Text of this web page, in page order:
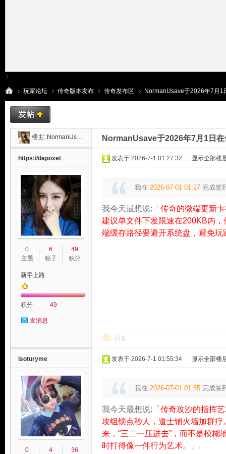
');
玩家论坛
›
传奇版本发布 传奇发布区
›
NormanUsave于2026年7月1
楼主: NormanUsave NormanUsave于2026年7月1日
https://dapoxet
0
主题
6
帖子
49
积分
新手上路
积分 49
发消息
发表于 2026-7-1 01:27:32 显示全部楼
我在 2026-07-01 01:27完成签
我今天最想说:「 传奇的微端更新
建议单文件下发限速在200KB内
端缓存路径要避开系统盘，避免
回复
isoturyme
0
4
36
发表于 2026-7-1 01:55:34 显示全部楼
我在 2026-07-01 01:55完成签
我今天最想说:「 传奇攻沙的指挥
攻组锁点秒人，道士铺火墙加群
来，“三二一压进去”，而不是模糊
时打得像一件行为艺术。
」.